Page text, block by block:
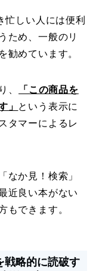
忙しい人には便利
ため、一般のリ
勧めています。
、
「この商品を
」 という表示に
タマーによるレ
「なか見！検索」
近良い本がない
もできます。
略的に読破す